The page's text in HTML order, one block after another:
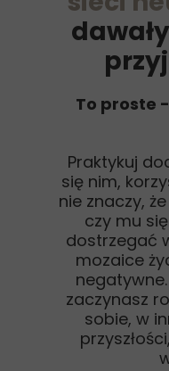
To proste
Praktykuj
się nim,
nie znaczy,
czy mu
dostrzegać
mozaice
zaczynasz
sobie, w